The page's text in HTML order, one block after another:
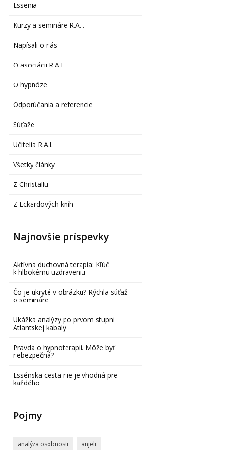
Essenia
Kurzy a semináre R.A.I.
Napísali o nás
O asociácii R.A.I.
O hypnóze
Odporúčania a referencie
Súťaže
Učitelia R.A.I.
Všetky články
Z Christallu
Z Eckardových kníh
Najnovšie príspevky
Aktívna duchovná terapia: Kľúč
k hlbokému uzdraveniu
Čo je ukryté v obrázku? Rýchla súťaž
o semináre!
Ukážka analýzy po prvom stupni
Atlantskej kabaly
Pravda o hypnoterapii. Môže byť
nebezpečná?
Essénska cesta nie je vhodná pre
každého
Pojmy
analýza osobnosti anjeli